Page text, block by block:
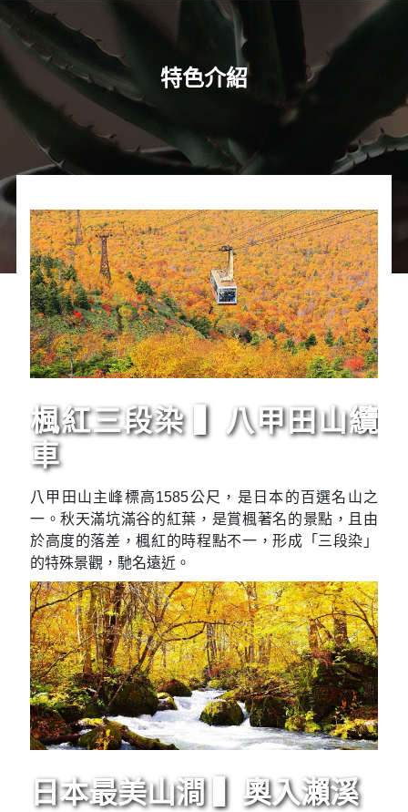
特色介紹
楓紅三段染 ▍八甲田山纜
車
八甲田山主峰標高1585公尺，是日本的百選名山之
一。秋天滿坑滿谷的紅葉，是賞楓著名的景點，且由
於高度的落差，楓紅的時程點不一，形成「三段染」
的特殊景觀，馳名遠近。
日本最美山澗 ▍奧入瀨溪